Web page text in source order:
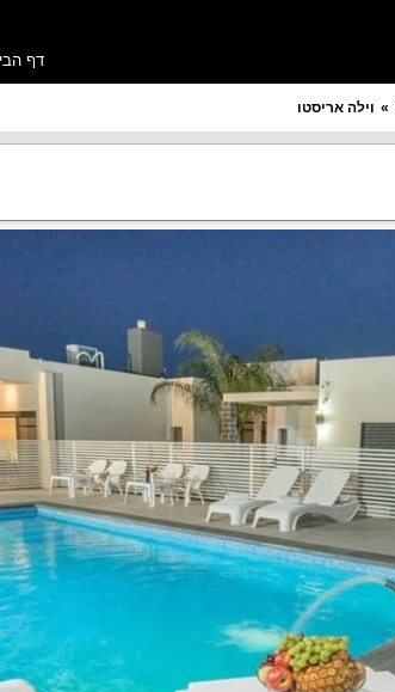
דף
וילה אריסטו